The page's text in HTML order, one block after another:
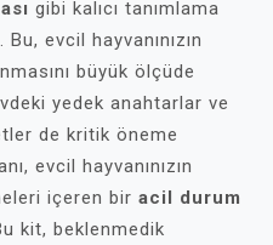
gibi kalıcı tanımlama
evcil hayvanınızın
büyük ölçüde
yedek anahtarlar ve
de kritik öneme
evcil hayvanınızın
içeren bir acil durum
kit, beklenmedik